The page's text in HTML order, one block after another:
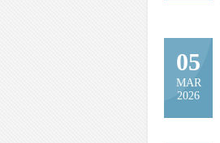
05
MAR
2026